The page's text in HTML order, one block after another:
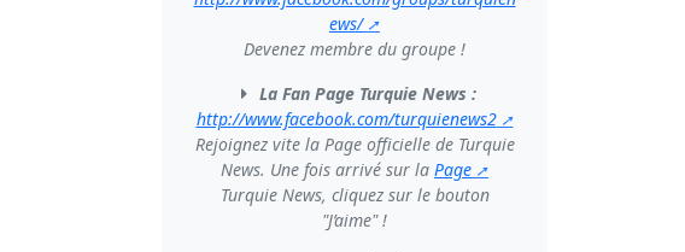
ews/
Devenez membre du groupe !
La Fan Page Turquie News :
http://www.facebook.com/turquienews2
Rejoignez vite la Page officielle de Turquie
News. Une fois arrivé sur la Page
Turquie News, cliquez sur le bouton
"J’aime" !